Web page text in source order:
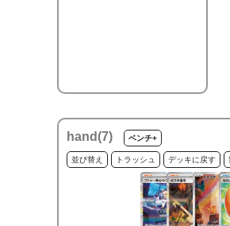
hand(7) ベンチ+
並び替え トラッシュ デッキに戻す